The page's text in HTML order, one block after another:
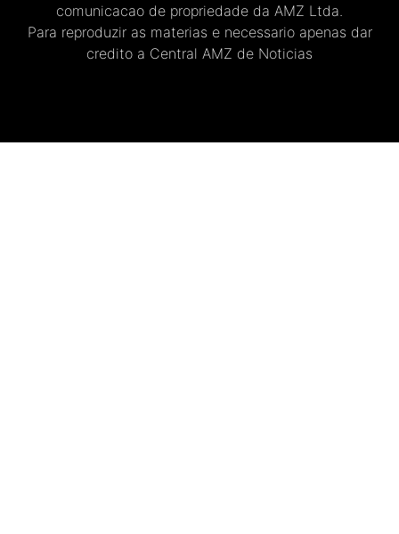
comunicacao de propriedade da AMZ Ltda.
Para reproduzir as materias e necessario apenas dar
credito a Central AMZ de Noticias